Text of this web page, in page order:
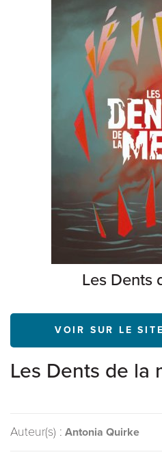
Les Dents
VOIR SUR LE
Les Dents de la
Auteur(s) : Antonia Quirke